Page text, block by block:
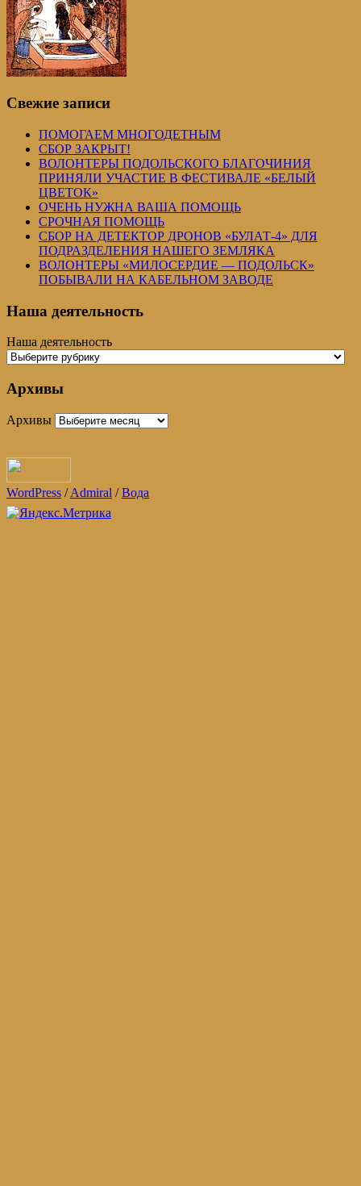
Свежие записи
ПОМОГАЕМ МНОГОДЕТНЫМ
СБОР ЗАКРЫТ!
ВОЛОНТЕРЫ ПОДОЛЬСКОГО БЛАГОЧИНИЯ
ПРИНЯЛИ УЧАСТИЕ В ФЕСТИВАЛЕ «БЕЛЫЙ
ЦВЕТОК»
ОЧЕНЬ НУЖНА ВАША ПОМОЩЬ
СРОЧНАЯ ПОМОЩЬ
СБОР НА ДЕТЕКТОР ДРОНОВ «БУЛАТ-4» ДЛЯ
ПОДРАЗДЕЛЕНИЯ НАШЕГО ЗЕМЛЯКА
ВОЛОНТЕРЫ «МИЛОСЕРДИЕ — ПОДОЛЬСК»
ПОБЫВАЛИ НА КАБЕЛЬНОМ ЗАВОДЕ
Наша деятельность
Наша деятельность
Архивы
Архивы
WordPress /Admiral /Вода